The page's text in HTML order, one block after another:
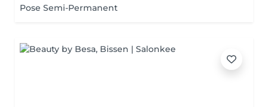
Pose Semi-Permanent